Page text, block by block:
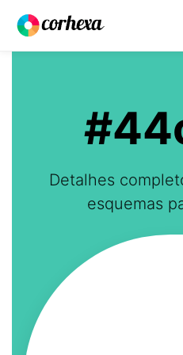
Detalhes
esquemas